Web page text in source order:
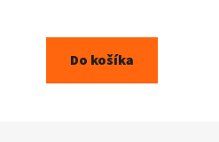
Do košíka